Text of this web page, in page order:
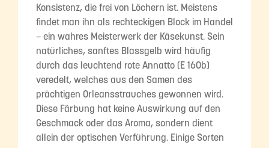
Konsistenz, die frei von Löchern ist. Meistens
findet man ihn als rechteckigen Block im Handel
– ein wahres Meisterwerk der Käsekunst. Sein
natürliches, sanftes Blassgelb wird häufig
durch das leuchtend rote Annatto (E 160b)
veredelt, welches aus den Samen des
prächtigen Orleansstrauches gewonnen wird.
Diese Färbung hat keine Auswirkung auf den
Geschmack oder das Aroma, sondern dient
allein der optischen Verführung. Einige Sorten